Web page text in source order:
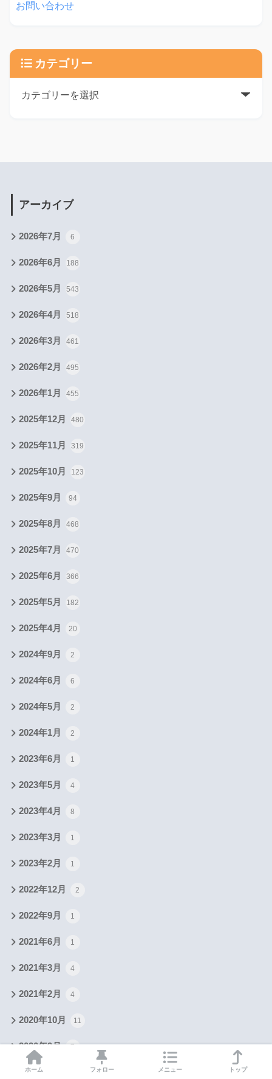
お問い合わせ
カテゴリー
アーカイブ
2026年7月 6
2026年6月 188
2026年5月 543
2026年4月 518
2026年3月 461
2026年2月 495
2026年1月 455
2025年12月 480
2025年11月 319
2025年10月 123
2025年9月 94
2025年8月 468
2025年7月 470
2025年6月 366
2025年5月 182
2025年4月 20
2024年9月 2
2024年6月 6
2024年5月 2
2024年1月 2
2023年6月 1
2023年5月 4
2023年4月 8
2023年3月 1
2023年2月 1
2022年12月 2
2022年9月 1
2021年6月 1
2021年3月 4
2021年2月 4
2020年10月 11
2020年9月 7
2020年8月
ホーム フォロー メニュー トップ